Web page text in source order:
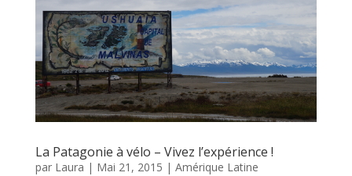
La Patagonie à vélo – Vivez l’expérience !
par Laura | Mai 21, 2015 | Amérique Latine